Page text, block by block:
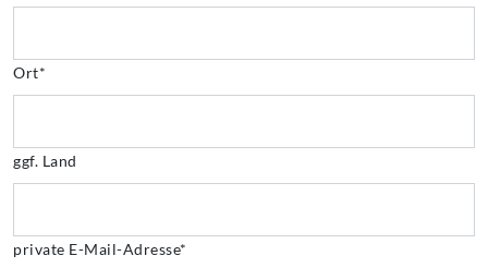
Ort*
ggf. Land
private E-Mail-Adresse*